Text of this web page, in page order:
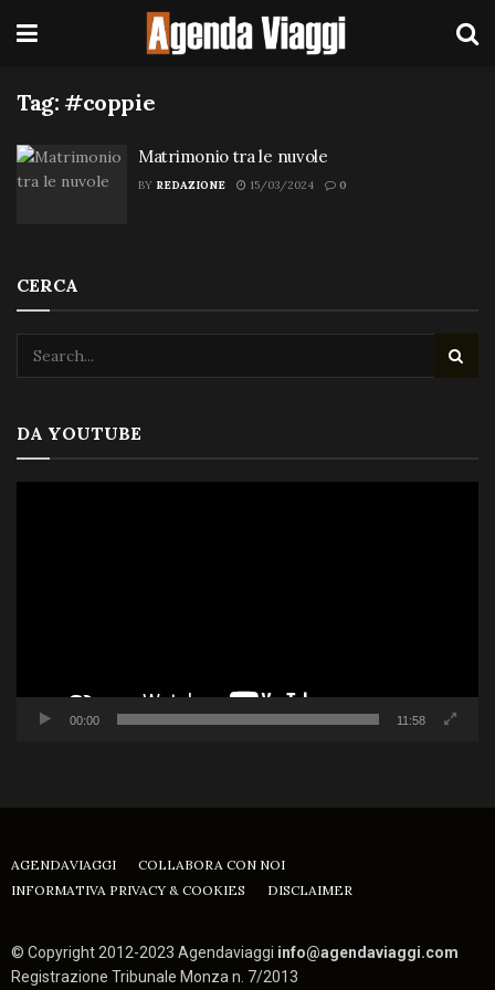
Tag: #coppie
Matrimonio tra le nuvole
BY REDAZIONE 15/03/2024 0
CERCA
DA YOUTUBE
00:00 11:58
AGENDAVIAGGI
COLLABORA CON NOI
INFORMATIVA PRIVACY & COOKIES
DISCLAIMER
© Copyright 2012-2023 Agendaviaggi info@agendaviaggi.com
Registrazione Tribunale Monza n. 7/2013